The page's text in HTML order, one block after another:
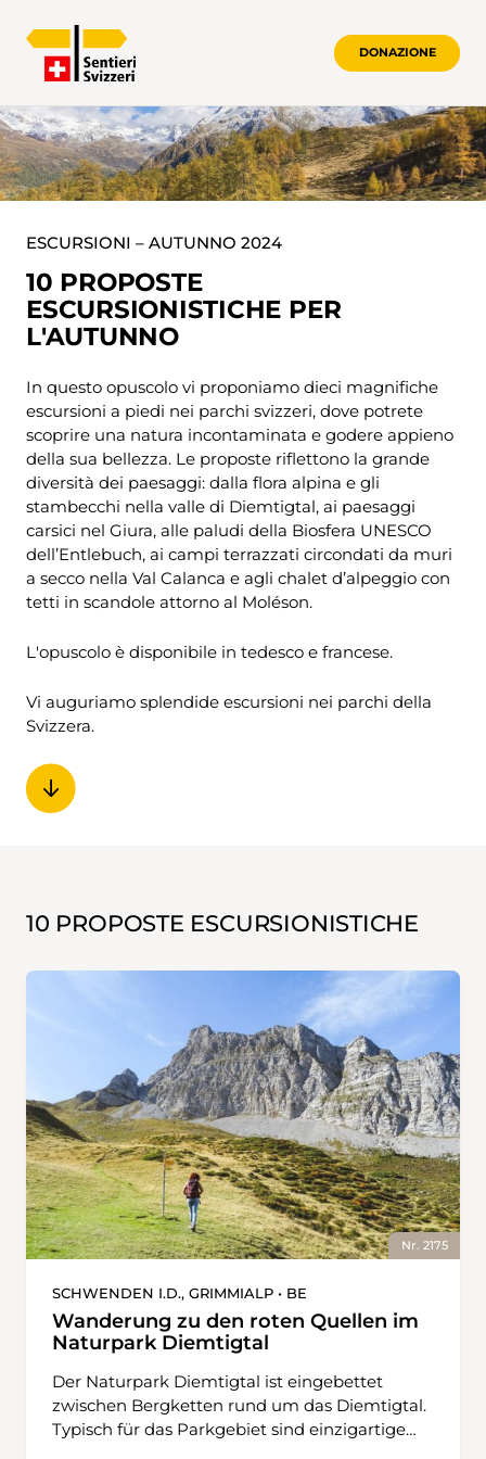
DONAZIONE
OPUSCOLO ESCURSIONI –
ESCURSIONI – AUTUNNO 2024
10 PROPOSTE
ESCURSIONISTICHE PER
L'AUTUNNO
In questo opuscolo vi proponiamo dieci magnifiche
escursioni a piedi nei parchi svizzeri, dove potrete
scoprire una natura incontaminata e godere appieno
della sua bellezza. Le proposte riflettono la grande
diversità dei paesaggi: dalla flora alpina e gli
stambecchi nella valle di Diemtigtal, ai paesaggi
carsici nel Giura, alle paludi della Biosfera UNESCO
dell’Entlebuch, ai campi terrazzati circondati da muri
a secco nella Val Calanca e agli chalet d’alpeggio con
tetti in scandole attorno al Moléson.
L'opuscolo è disponibile in tedesco e francese.
Vi auguriamo splendide escursioni nei parchi della
Svizzera.
10 PROPOSTE ESCURSIONISTICHE
Nr. 2175
SCHWENDEN I.D., GRIMMIALP • BE
Wanderung zu den roten Quellen im
Naturpark Diemtigtal
Der Naturpark Diemtigtal ist eingebettet
zwischen Bergketten rund um das Diemtigtal.
Typisch für das Parkgebiet sind einzigartige